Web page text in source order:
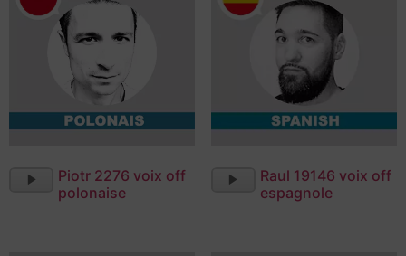
LecteurPiotr 2276 voix off
polonaise
LecteurRaul 19146 voix off
espagnole